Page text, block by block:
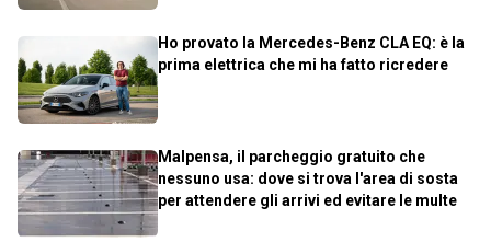
Ho provato la Mercedes-Benz CLA EQ: è la
prima elettrica che mi ha fatto ricredere
Malpensa, il parcheggio gratuito che
nessuno usa: dove si trova l'area di sosta
per attendere gli arrivi ed evitare le multe